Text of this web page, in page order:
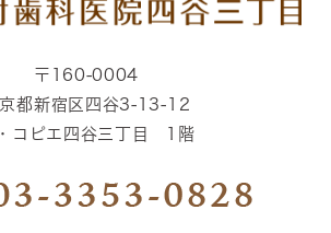
〒160-0004
都新宿区四谷3-13-12
コピエ四谷三丁目 1階